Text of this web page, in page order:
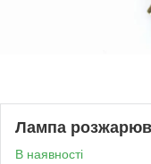
Лампа
В наявності